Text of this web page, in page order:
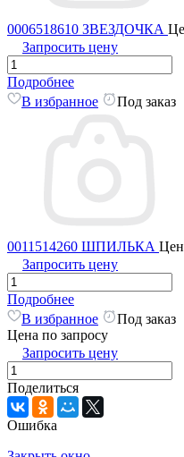
0006518610 ЗВЕЗДОЧКА
Запросить цену
Подробнее
В избранное
Под заказ
0011514260 ШПИЛЬКА
Запросить цену
Подробнее
В избранное
Под заказ
Цена по запросу
Запросить цену
Поделиться
Ошибка